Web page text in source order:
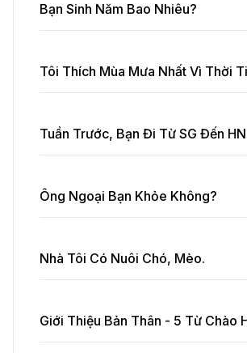
Bạn Sinh Năm Bao Nhiêu?
Tôi Thích Mùa Mưa Nhất Vì Thời
Tuần Trước, Bạn Đi Từ SG Đến
Ông Ngoại Bạn Khỏe Không?
Nhà Tôi Có Nuôi Chó, Mèo.
Giới Thiệu Bản Thân - 5 Từ Chào